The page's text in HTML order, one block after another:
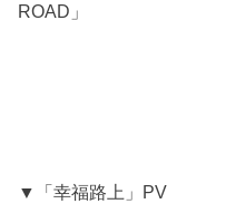
ROAD」
▼「幸福路上」PV